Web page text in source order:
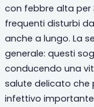
con febbre alta per
frequenti disturbi
anche a lungo. La
generale: questi
conducendo una
salute delicato che
infettivo